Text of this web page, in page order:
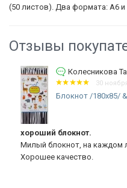
(50 листов). Два формата: А6 и
Отзывы
Колесникова
30 ноября
Блокнот /180х85/
хороший блокнот.
Милый блокнот, на каждом
Хорошее качество.